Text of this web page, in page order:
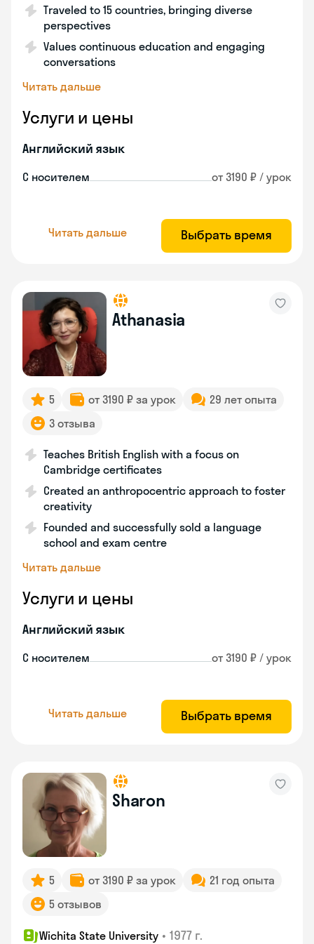
Traveled to 15 countries, bringing diverse
perspectives
Values continuous education and engaging
conversations
Читать дальше
Услуги и цены
Английский язык
С носителем от 3190 ₽ / урок
Читать дальше Выбрать время
Athanasia
5 от 3190 ₽ за урок
29 лет опыта
3 отзыва
Teaches British English with a focus on
Cambridge certificates
Created an anthropocentric approach to foster
creativity
Founded and successfully sold a language
school and exam centre
Читать дальше
Услуги и цены
Английский язык
С носителем от 3190 ₽ / урок
Читать дальше Выбрать время
Sharon
5 от 3190 ₽ за урок
21 год опыта
5 отзывов
Wichita State University • 1977 г.